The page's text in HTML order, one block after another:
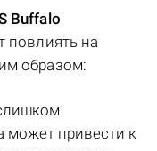
Buffalo
повлиять на
образом:
может привести к